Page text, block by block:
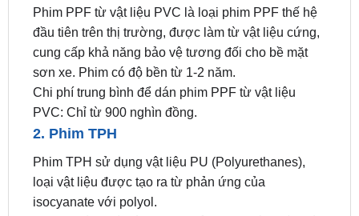
cung cấp khả năng bảo vệ tương đối cho bề mặt
sơn xe. Phim có độ bền từ 1-2 năm.
Chi phí trung bình để dán phim PPF từ vật liệu
PVC: Chỉ từ 900 nghìn đồng.
2. Phim TPH
Phim TPH sử dụng vật liệu PU (Polyurethanes),
loại vật liệu được tạo ra từ phản ứng của
isocyanate với polyol.
Ưu điểm: Độ cứng cao, khả năng kháng dầu và
xăng tốt.